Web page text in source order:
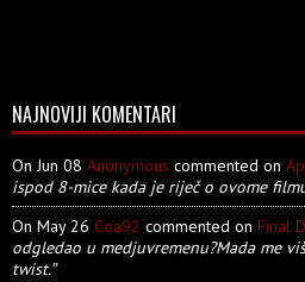
NAJNOVIJI KOMENTARI
On Jun 08 Anonymous commented on
ispod 8-mice kada je riječ o ovome
On May 26 Coa92 commented on Final
odgledao u medjuvremenu?Mada me
twist.”